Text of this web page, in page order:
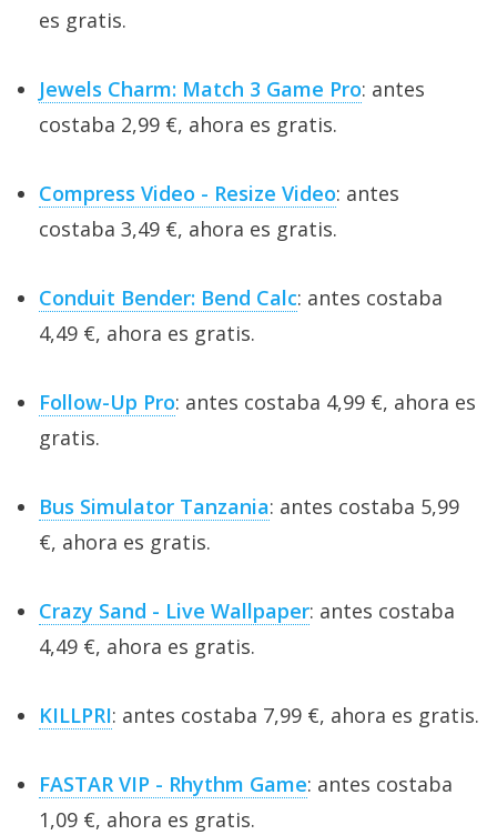
es gratis.
Jewels Charm: Match 3 Game Pro: antes
costaba 2,99 €, ahora es gratis.
Compress Video - Resize Video: antes
costaba 3,49 €, ahora es gratis.
Conduit Bender: Bend Calc: antes costaba
4,49 €, ahora es gratis.
Follow-Up Pro: antes costaba 4,99 €, ahora es
gratis.
Bus Simulator Tanzania: antes costaba 5,99
€, ahora es gratis.
Crazy Sand - Live Wallpaper: antes costaba
4,49 €, ahora es gratis.
KILLPRI: antes costaba 7,99 €, ahora es gratis.
FASTAR VIP - Rhythm Game: antes costaba
1,09 €, ahora es gratis.